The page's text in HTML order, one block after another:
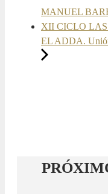
MANUEL
XII CICLO
EL ADDA.